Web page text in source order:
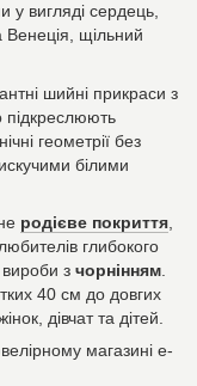
у вигляді сердець,
щільний
шийні прикраси з
підкреслюють
геометрії без
білими
родієве покриття
глибокого
вироби з чорнінням
40 см до довгих
дівчат та дітей.
магазині e-